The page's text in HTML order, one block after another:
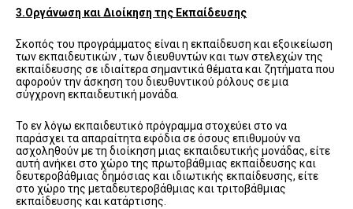
3.Οργάνωση και Διοίκηση της Εκπαίδευσης
Σκοπός του προγράμματος είναι η εκπαίδευση και εξοικείωση
των εκπαιδευτικών , των διευθυντών και των στελεχών της
εκπαίδευσης σε ιδιαίτερα σημαντικά θέματα και ζητήματα που
αφορούν την άσκηση του διευθυντικού ρόλους σε μια
σύγχρονη εκπαιδευτική μονάδα.
Το εν λόγω εκπαιδευτικό πρόγραμμα στοχεύει στο να
παράσχει τα απαραίτητα εφόδια σε όσους επιθυμούν να
ασχοληθούν με τη διοίκηση μιας εκπαιδευτικής μονάδας, είτε
αυτή ανήκει στο χώρο της πρωτοβάθμιας εκπαίδευσης και
δευτεροβάθμιας δημόσιας και ιδιωτικής εκπαίδευσης, είτε
στο χώρο της μεταδευτεροβάθμιας και τριτοβάθμιας
εκπαίδευσης και κατάρτισης.